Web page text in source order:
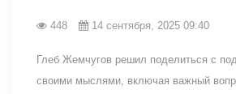
448 14 сентября, 2025 09:40
Глеб Жемчугов решил поделиться с
своими мыслями, включая важный